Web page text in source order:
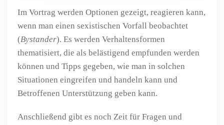
Im Vortrag werden Optionen gezeigt, reagieren kann,
wenn man einen sexistischen Vorfall beobachtet
(Bystander). Es werden Verhaltensformen
thematisiert, die als belästigend empfunden werden
können und Tipps gegeben, wie man in solchen
Situationen eingreifen und handeln kann und
Betroffenen Unterstützung geben kann.
Anschließend gibt es noch Zeit für Fragen und